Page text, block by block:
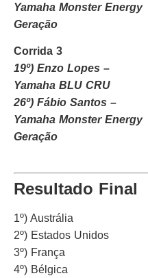
Yamaha Monster Energy
Geração
Corrida 3
19º) Enzo Lopes –
Yamaha BLU CRU
26º) Fábio Santos –
Yamaha Monster Energy
Geração
Resultado Final
1º) Austrália
2º) Estados Unidos
3º) França
4º) Bélgica